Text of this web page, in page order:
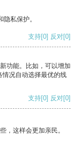
私保护。
支持[0] 反对[0]
功能。比如，可以增加
况自动选择最优的线
支持[0] 反对[0]
，这样会更加亲民。